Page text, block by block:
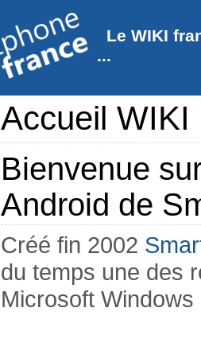
Le WIKI
...
Accueil
Bienvenue
Android de
Créé fin 2002
du temps une des
Microsoft